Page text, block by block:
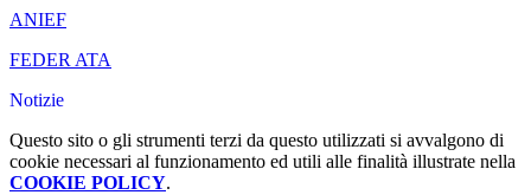
ANIEF
FEDER ATA
Notizie
Questo sito o gli strumenti terzi da questo utilizzati si avvalgono di
cookie necessari al funzionamento ed utili alle finalità illustrate nella
COOKIE POLICY.